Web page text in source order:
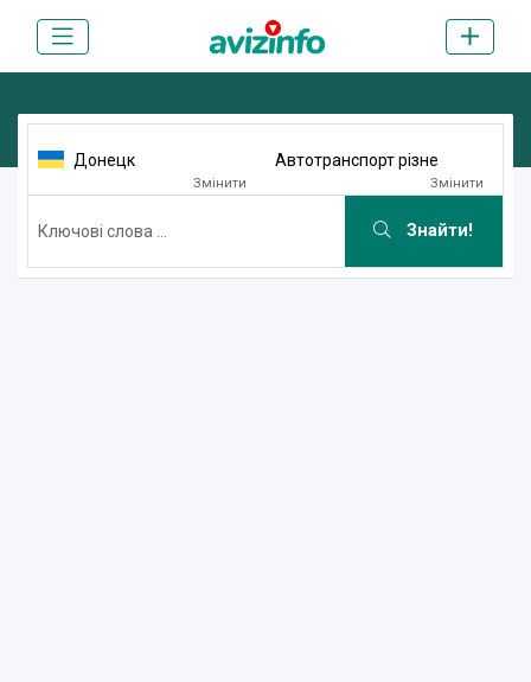
Донецк
Змінити
Автотранспорт різне
Змінити
Знайти!